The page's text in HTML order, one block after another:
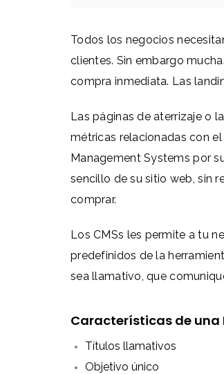
Todos los negocios
clientes. Sin embargo
compra inmediata. Las
Las páginas de aterrizaje o
métricas relacionadas con
Management Systems por
sencillo de su sitio web, sin
comprar.
Los CMSs les permite a tu
predefinidos de la
sea llamativo, que
Características de una
Títulos llamativos
Objetivo único